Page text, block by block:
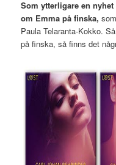
Som ytterligare en
om Emma på finska,
Paula Telaranta-Kokko.
på finska, så finns det